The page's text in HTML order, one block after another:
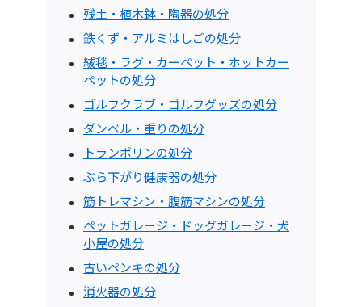
残土・植木鉢・陶器の処分
鉄くず・アルミはしごの処分
絨毯・ラグ・カーペット・ホットカー
ペットの処分
ゴルフクラブ・ゴルフグッズの処分
ダンベル・重りの処分
トランポリンの処分
ぶら下がり健康器の処分
筋トレマシン・腹筋マシンの処分
ペットガレージ・ドッグガレージ・犬
小屋の処分
古いペンキの処分
消火器の処分